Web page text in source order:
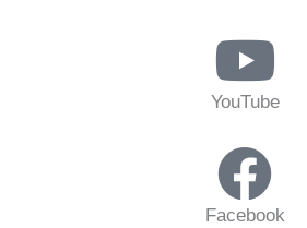
YouTube
Facebook